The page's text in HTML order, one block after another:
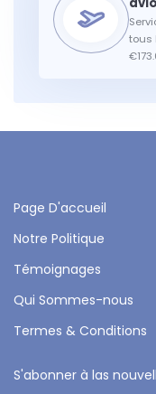
tous
Page D'accueil
Notre Politique
Témoignages
Qui Sommes-nous
Termes & Conditions
S'abonner à las